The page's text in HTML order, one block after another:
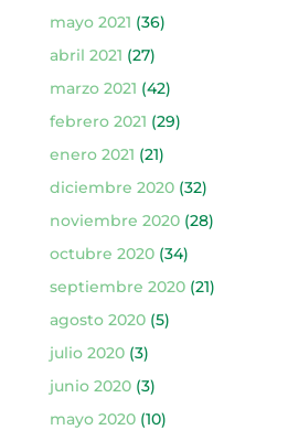
mayo 2021 (36)
abril 2021 (27)
marzo 2021 (42)
febrero 2021 (29)
enero 2021 (21)
diciembre 2020(32)
noviembre 2020(28)
octubre 2020(34)
septiembre 2020(21)
agosto 2020(5)
julio 2020(3)
junio 2020(3)
mayo 2020(10)